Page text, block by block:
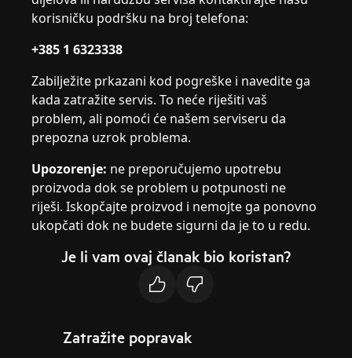
korisničku podršku na broj telefona:
+385 1 6323338
Zabilježite prkazani kod pogreške i navedite ga
kada zatražite servis. To neće riješiti vaš
problem, ali pomoći će našem serviseru da
prepozna uzrok problema.
Upozorenje: ne preporučujemo upotrebu
proizvoda dok se problem u potpunosti ne
riješi. Iskopčajte proizvod i nemojte ga ponovno
ukopčati dok ne budete sigurni da je to u redu.
Je li vam ovaj članak bio koristan?
Zatražite popravak